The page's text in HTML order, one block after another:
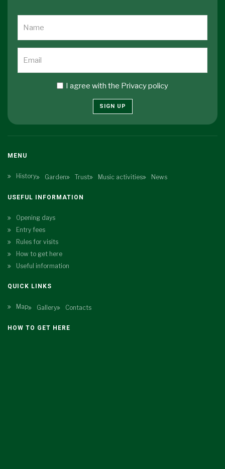
I agree with the Privacy policy
SIGN UP
MENU
History Garden Trust Music activities News
USEFUL INFORMATION
Opening days
Entry fees
Rules for visits
How to get here
Useful information
QUICK LINKS
Map Gallery Contacts
HOW TO GET HERE